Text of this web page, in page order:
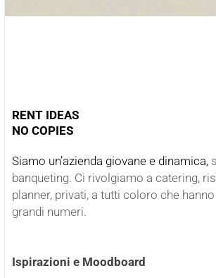
RENT IDEAS
NO COPIES
Siamo un’azienda giovane e dinamica,
banqueting. Ci rivolgiamo a catering,
planner, privati, a tutti coloro che
grandi numeri.
Ispirazioni e Moodboard